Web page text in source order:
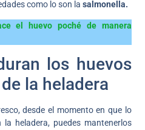
como lo son lasalmonella.
el huevo poché de manera
los huevos
la heladera
desde el momento en que lo
heladera, puedes mantenerlos